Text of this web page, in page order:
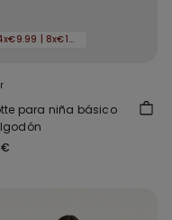
4x€9.99 | 8x€16.99
para niña básico